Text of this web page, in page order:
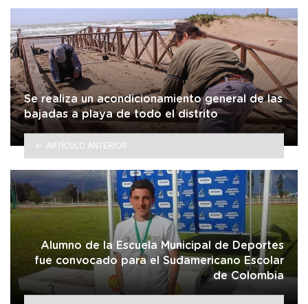
Se realiza un acondicionamiento general de las
bajadas a playa de todo el distrito
ARTÍCULO ANTERIOR
Alumno de la Escuela Municipal de Deportes
fue convocado para el Sudamericano Escolar
de Colombia